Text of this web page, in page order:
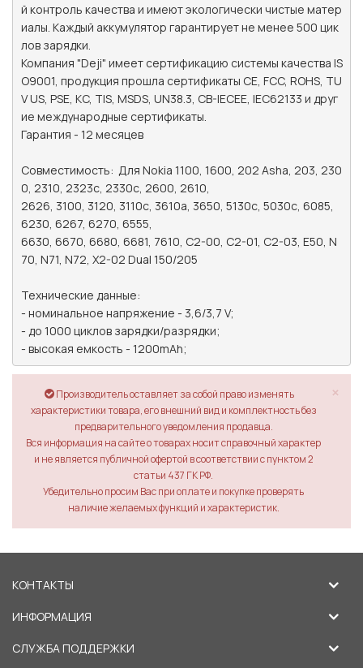
й контроль качества и имеют экологически чистые матер
иалы. Каждый аккумулятор гарантирует не менее 500 цик
лов зарядки.
Компания "Deji" имеет сертификацию системы качества IS
O9001, продукция прошла сертификаты CE, FCC, ROHS, TU
V US, PSE, KC, TIS, MSDS, UN38.3, CB-IECEE, IEC62133 и друг
ие международные сертификаты.
Гарантия - 12 месяцев
Совместимость:	Для Nokia 1100, 1600, 202 Asha, 203, 230
0, 2310, 2323c, 2330c, 2600, 2610,
2626, 3100, 3120, 3110c, 3610a, 3650, 5130c, 5030c, 6085,
6230, 6267, 6270, 6555,
6630, 6670, 6680, 6681, 7610, C2-00, C2-01, C2-03, E50, N
70, N71, N72, X2-02 Dual 150/205
Технические данные:
- номинальное напряжение - 3,6/3,7 V;
- до 1000 циклов зарядки/разрядки;
- высокая емкость - 1200mAh;
×
Производитель оставляет за собой право изменять
характеристики товара, его внешний вид и комплектность без
предварительного уведомления продавца.
Вся информация на сайте о товарах носит справочный характер
и не является публичной офертой в соответствии с пунктом 2
статьи 437 ГК РФ.
Убедительно просим Вас при оплате и покупке проверять
наличие желаемых функций и характеристик.
КОНТАКТЫ
ИНФОРМАЦИЯ
СЛУЖБА ПОДДЕРЖКИ